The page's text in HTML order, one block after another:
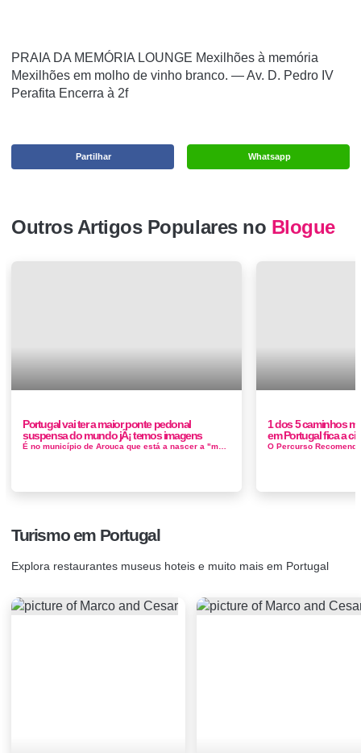
PRAIA DA MEMÓRIA LOUNGE Mexilhões à memória
Mexilhões em molho de vinho branco. — Av. D. Pedro IV
Perafita Encerra à 2f
Whatsapp
Partilhar
Outros Artigos Populares no Blogue
Portugal vai ter a maior ponte pedonal
suspensa do mundo jÃ¡ temos imagens
1 dos 5 caminhos
em Portugal fica a
Turismo em Portugal
Explora restaurantes museus hoteis e muito mais em Portugal